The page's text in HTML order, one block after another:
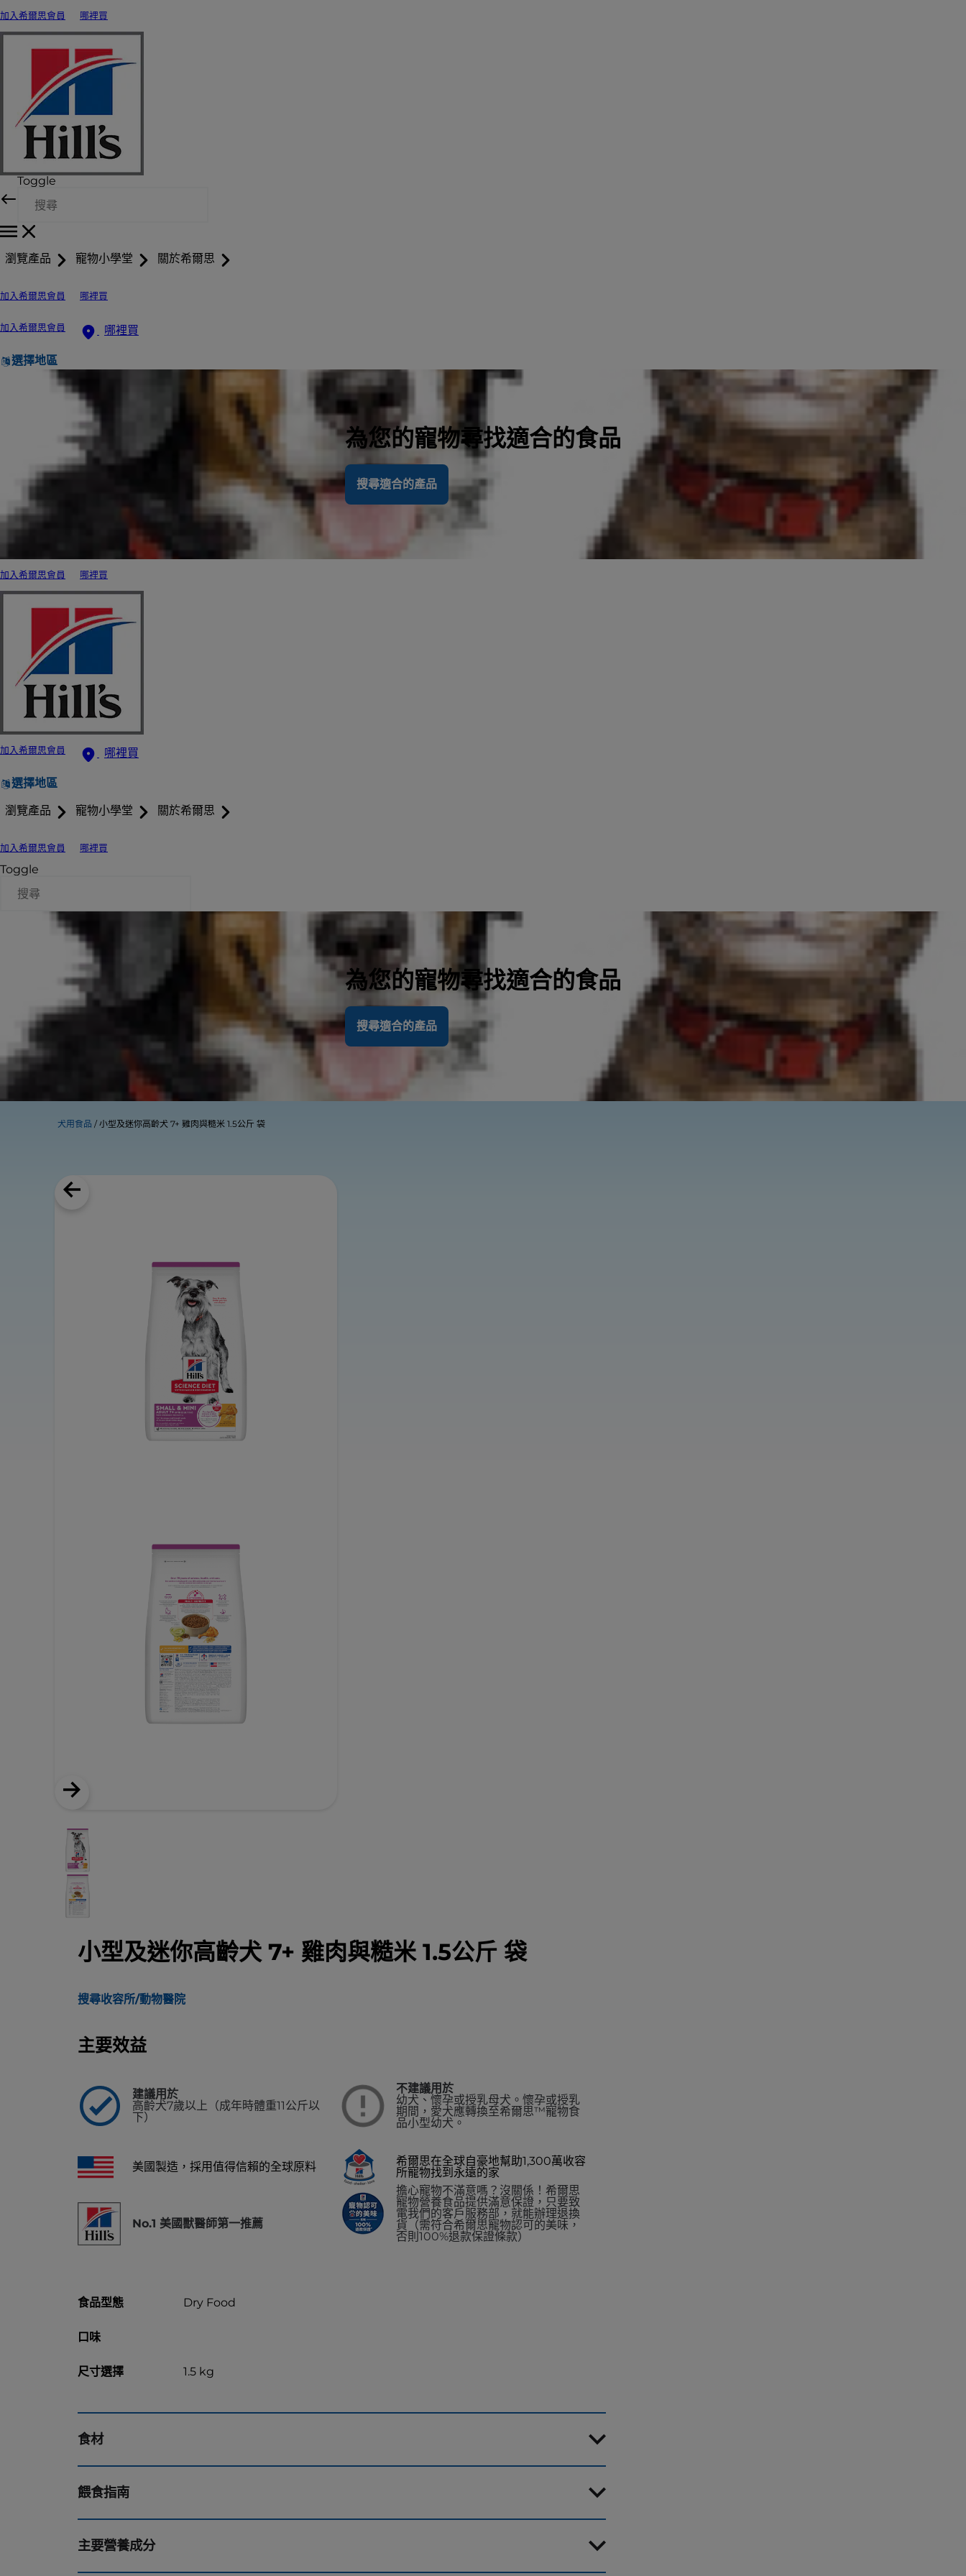
加入希爾思會員 哪裡買
Toggle
瀏覽產品 寵物小學堂 關於希爾思
加入希爾思會員 哪裡買
加入希爾思會員 哪裡買
選擇地區
為您的寵物尋找適合的食品
搜尋適合的產品
加入希爾思會員 哪裡買
加入希爾思會員 哪裡買
選擇地區
瀏覽產品 寵物小學堂 關於希爾思
加入希爾思會員 哪裡買
Toggle
為您的寵物尋找適合的食品
搜尋適合的產品
犬用食品 小型及迷你高齡犬 7+ 雞肉與糙米 1.5公斤 袋
小型及迷你高齡犬 7+ 雞肉與糙米 1.5公斤 袋
搜尋收容所/動物醫院
主要效益
建議用於
高齡犬7歲以上（成年時體重11公斤以
下）
不建議用於
幼犬、懷孕或授乳母犬。懷孕或授乳
期間，愛犬應轉換至希爾思™寵物食
品小型幼犬。
美國製造，採用值得信賴的全球原料
希爾思在全球自豪地幫助1,300萬收容
所寵物找到永遠的家
No.1 美國獸醫師第一推薦
擔心寵物不滿意嗎？沒關係！希爾思
寵物營養食品提供滿意保證，只要致
電我們的客戶服務部，就能辦理退換
貨（需符合希爾思寵物認可的美味，
否則100%退款保證條款）
食品型態 Dry Food
口味
尺寸選擇 1.5 kg
食材
餵食指南
主要營養成分